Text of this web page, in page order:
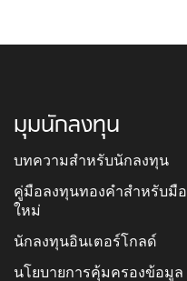
มุมนักลงทุน
บทความสำหรับนักลงทุน
คู่มือลงทุนทองคำสำหรับมือ
ใหม่
นักลงทุนอินเตอร์โกลด์
นโยบายการคุ้มครองข้อมูล